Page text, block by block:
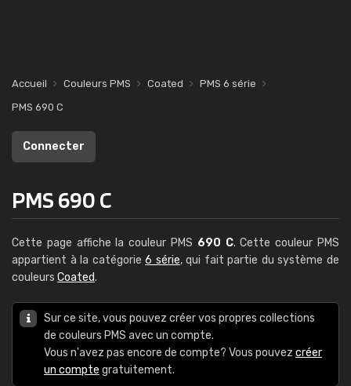
Accueil Couleurs PMS Coated
PMS 6 série
PMS 690 C
Connecter
PMS 690 C
Cette page affiche la couleur PMS 690 C. Cette couleur PMS
appartient à la catégorie6 série, qui fait partie du système de
couleurs Coated.
Sur ce site, vous pouvez créer vos propres collections
de couleurs PMS avec un compte.
Vous n'avez pas encore de compte? Vous pouvez créer
un compte gratuitement.